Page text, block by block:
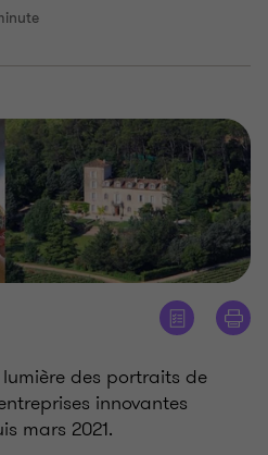
des portraits de
innovantes
mars 2021.